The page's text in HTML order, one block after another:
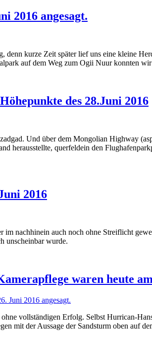
2016 angesagt.
kurze Zeit später lief uns eine kleine
auf dem Weg zum Ogii Nuur konnten
des 28.Juni 2016
Und über dem Mongolian Highway
herausstellte, querfeldein den
2016
nachhinein auch noch ohne Streiflicht
unscheinbar wurde.
waren heute
vollständigen Erfolg. Selbst Hurrican-
mit der Aussage der Sandsturm oben auf